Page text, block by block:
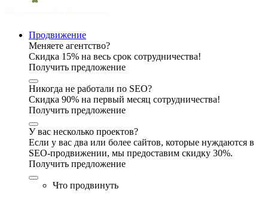
Продвижение
Меняете агентство?
Скидка 15% на весь срок сотрудничества!
Получить предложение
Никогда не работали по SEO?
Скидка 90% на первый месяц сотрудничества!
Получить предложение
У вас несколько проектов?
Если у вас два или более сайтов, которые нуждаются в
SEO-продвижении, мы предоставим скидку 30%.
Получить предложение
Что продвинуть